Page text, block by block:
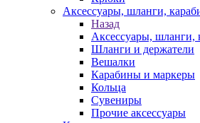
Аксессуары, шланги,
Назад
Аксессуары, шланги,
Шланги и держатели
Вешалки
Карабины и маркеры
Кольца
Сувениры
Прочие аксессуары